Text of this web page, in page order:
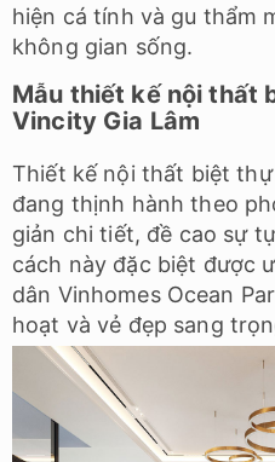
hiện cá tính và gu thẩm
không gian sống.
Mẫu thiết kế nội thất
Vincity Gia Lâm
Thiết kế nội thất biệt thự
đang thịnh hành theo
giản chi tiết, đề cao sự
cách này đặc biệt được
dân Vinhomes Ocean
hoạt và vẻ đẹp sang